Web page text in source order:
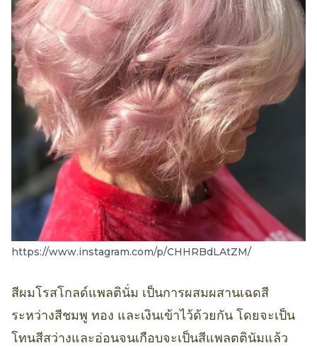
https://www.instagram.com/p/CHHRBdLAtZM/
สีผมโรสโกลด์แพลตินั่ม เป็นการผสมผสานเฉดสี
ระหว่างสีชมพู ทอง และเงินเข้าไว้ด้วยกัน โดยจะเป็น
โทนสีสว่างและอ่อนจนเกือบจะเป็นสีแพลตตินัมแล้ว